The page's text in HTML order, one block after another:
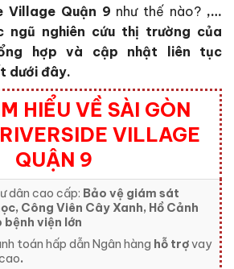
Village Quận 9 như thế nào? ,…
ngũ nghiên cứu thị trường của
hợp và cập nhật liên tục
dưới đây.
HIỂU VỀ SÀI GÒN
VILLAGE
QUẬN 9
dân cao cấp: Bảo vệ giám sát
Công Viên Cây Xanh, Hồ Cảnh
viện lớn
toán hấp dẫn Ngân hàng hỗ trợvay
.